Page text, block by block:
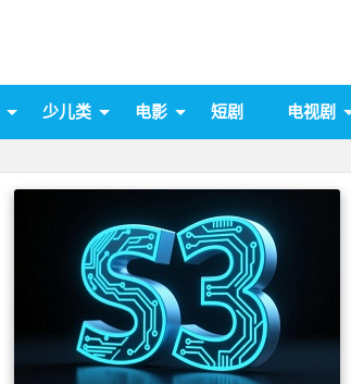
少儿类 电影 短剧 电视剧